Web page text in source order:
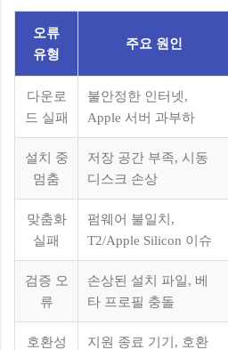
오류
유형
주요 원인
다운로
드 실패
불안정한 인터넷,
Apple 서버 과부하
설치 중
멈춤
저장 공간 부족, 시동
디스크 손상
맞춤화
실패
펌웨어 불일치,
T2/Apple Silicon 이슈
검증 오
류
손상된 설치 파일, 베
타 프로필 충돌
호환성
지원 종료 기기, 호환